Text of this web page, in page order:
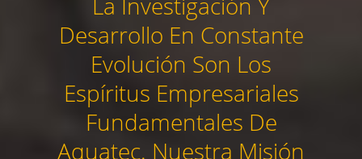
Desarrollo En Constante
Evolución Son Los
Espíritus Empresariales
Fundamentales De
Aquatec. Nuestra Misión